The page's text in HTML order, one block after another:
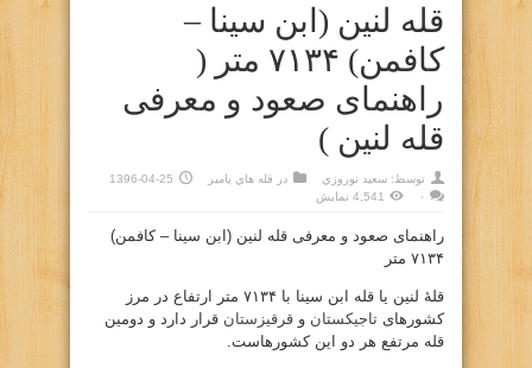
قله لنین (ابن سینا –
کافمن) ۷۱۳۴ متر (
راهنمای صعود و معرفی
قله لنین )
توسط: سعيد نوروزي در قله هاي پامير
1396-04-25
۰
4,541 نمایش
راهنمای صعود و معرفی قله لنین (ابن سینا – کافمن)
۷۱۳۴ متر
قلهٔ لنین یا قله ابن سینا با ۷۱۳۴ متر ارتفاع در مرز
کشورهای تاجیکستان و قرقیزستان قرار دارد و دومین
قله مرتفع هر دو این کشورهاست.